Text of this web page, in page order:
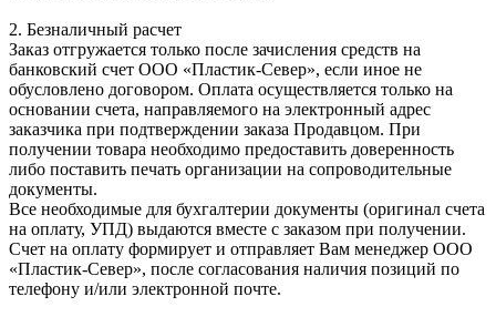
2. Безналичный расчет
Заказ отгружается только после зачисления средств на
банковский счет ООО «Пластик-Север», если иное не
обусловлено договором. Оплата осуществляется только на
основании счета, направляемого на электронный адрес
заказчика при подтверждении заказа Продавцом. При
получении товара необходимо предоставить доверенность
либо поставить печать организации на сопроводительные
документы.
Все необходимые для бухгалтерии документы (оригинал счета
на оплату, УПД) выдаются вместе с заказом при получении.
Счет на оплату формирует и отправляет Вам менеджер ООО
«Пластик-Север», после согласования наличия позиций по
телефону и/или электронной почте.